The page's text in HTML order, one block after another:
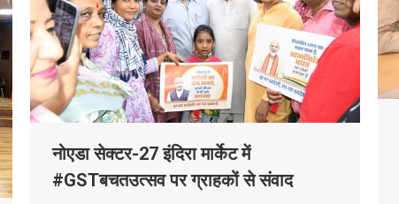
नोएडा सेक्टर-27 इंदिरा मार्केट में
#GSTबचतउत्सव पर ग्राहकों से संवाद